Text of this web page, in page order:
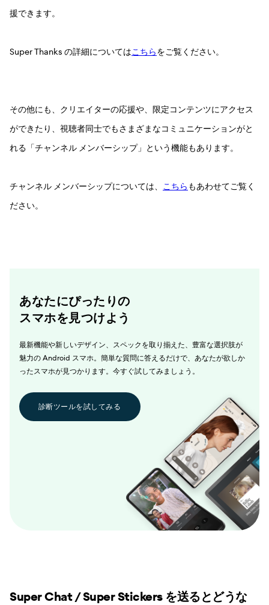
援できます。
Super Thanks の詳細についてはこちらをご覧ください。
その他にも、クリエイターの応援や、限定コンテンツにアクセス
ができたり、視聴者同士でもさまざまなコミュニケーションがと
れる「チャンネル メンバーシップ」という機能もあります。
チャンネル メンバーシップについては、 こちら もあわせてご覧く
ださい。
あなたにぴったりの
スマホを見つけよう
最新機能や新しいデザイン、スペックを取り揃えた、豊富な選択肢が
魅力の Android スマホ。簡単な質問に答えるだけで、あなたが欲しか
ったスマホが見つかります。今すぐ試してみましょう。
診断ツールを試してみる
Super Chat / Super Stickers を送るとどうな